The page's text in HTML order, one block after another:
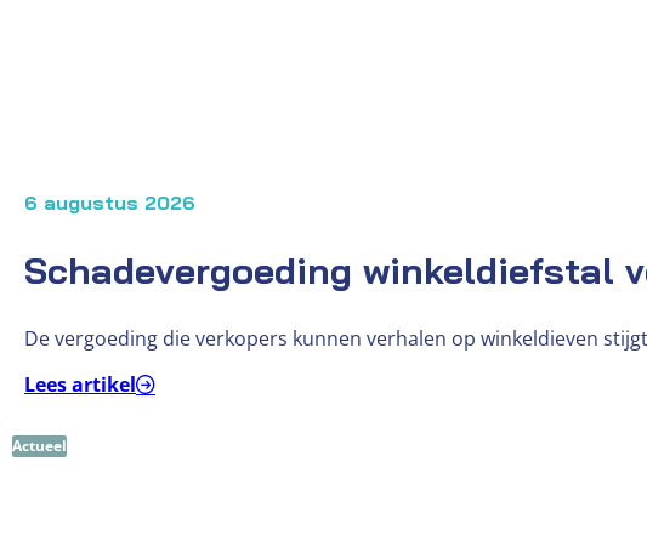
6 augustus 2026
Schadevergoeding winkeldiefstal
De vergoeding die verkopers kunnen verhalen op winkeldieven
Lees artikel
Actueel